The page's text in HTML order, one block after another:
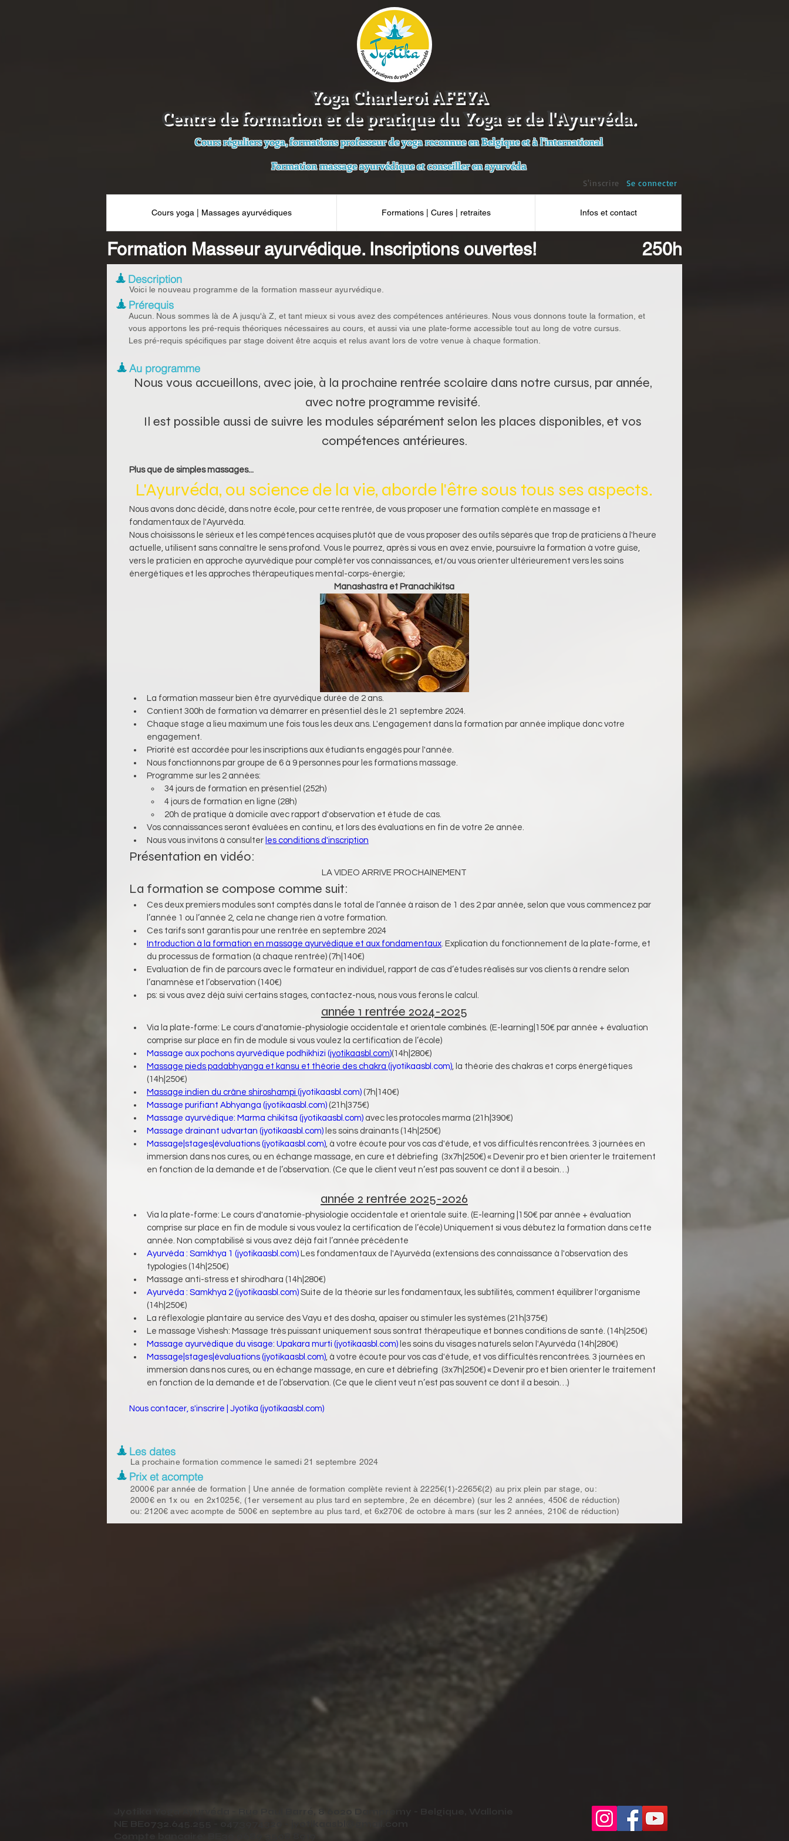
Yoga Charleroi AFEYA
Centre de formation et de pratique du Yoga et de l'Ayurvéda.
Cours réguliers yoga, formations professeur de yoga reconnue en Belgique et à l'international
Formation massage ayurvédique et conseiller en ayurvéda
S'inscrire Se connecter
Cours yoga | Massages ayurvédiques Formations | Cures | retraites Infos et contact
Formation Masseur ayurvédique. Inscriptions ouvertes! 250h
Description
Voici le nouveau programme de la formation masseur ayurvédique.
Prérequis
Aucun. Nous sommes là de A jusqu'à Z, et tant mieux si vous avez des compétences antérieures. Nous vous donnons toute la formation, et
vous apportons les pré-requis théoriques nécessaires au cours, et aussi via une plate-forme accessible tout au long de votre cursus.
Les pré-requis spécifiques par stage doivent être acquis et relus avant lors de votre venue à chaque formation.
Au programme
Nous vous accueillons, avec joie, à la prochaine rentrée scolaire dans notre cursus, par année,
avec notre programme revisité.
Il est possible aussi de suivre les modules séparément selon les places disponibles, et vos
compétences antérieures.
Plus que de simples massages...
L'Ayurvéda, ou science de la vie, aborde l'être sous tous ses aspects.
Nous avons donc décidé, dans notre école, pour cette rentrée, de vous proposer une formation complète en massage et
fondamentaux de l'Ayurvéda.
Nous choisissons le sérieux et les compétences acquises plutôt que de vous proposer des outils séparés que trop de praticiens à l'heure
actuelle, utilisent sans connaître le sens profond. Vous le pourrez, après si vous en avez envie, poursuivre la formation à votre guise,
vers le praticien en approche ayurvédique pour compléter vos connaissances, et/ou vous orienter ultérieurement vers les soins
énergétiques et les approches thérapeutiques mental-corps-énergie;
Manashastra et Pranachikitsa
La formation masseur bien être ayurvédique durée de 2 ans.
Contient 300h de formation va démarrer en présentiel dès le 21 septembre 2024.
Chaque stage a lieu maximum une fois tous les deux ans. L'engagement dans la formation par année implique donc votre
engagement.
Priorité est accordée pour les inscriptions aux étudiants engagés pour l'année.
Nous fonctionnons par groupe de 6 à 9 personnes pour les formations massage.
Programme sur les 2 années:
34 jours de formation en présentiel (252h)
4 jours de formation en ligne (28h)
20h de pratique à domicile avec rapport d'observation et étude de cas.
Vos connaissances seront évaluées en continu, et lors des évaluations en fin de votre 2e année.
Nous vous invitons à consulter les conditions d'inscription
Présentation en vidéo:
LA VIDEO ARRIVE PROCHAINEMENT
La formation se compose comme suit:
Ces deux premiers modules sont comptés dans le total de l’année à raison de 1 des 2 par année, selon que vous commencez par
l’année 1 ou l’année 2, cela ne change rien à votre formation.
Ces tarifs sont garantis pour une rentrée en septembre 2024
Introduction à la formation en massage ayurvédique et aux fondamentaux. Explication du fonctionnement de la plate-forme, et
du processus de formation (à chaque rentrée) (7h|140€)
Evaluation de fin de parcours avec le formateur en individuel, rapport de cas d’études réalisés sur vos clients à rendre selon
l’anamnèse et l’observation (140€)
ps: si vous avez déjà suivi certains stages, contactez-nous, nous vous ferons le calcul.
année 1 rentrée 2024-2025
Via la plate-forme: Le cours d'anatomie-physiologie occidentale et orientale combinés. (E-learning|150€ par année + évaluation
comprise sur place en fin de module si vous voulez la certification de l’école)
Massage aux pochons ayurvédique podhikhizi (jyotikaasbl.com)(14h|280€)
Massage pieds padabhyanga et kansu et théorie des chakra (jyotikaasbl.com), la théorie des chakras et corps énergétiques
(14h|250€)
Massage indien du crâne shiroshampi (jyotikaasbl.com) (7h|140€)
Massage purifiant Abhyanga (jyotikaasbl.com) (21h|375€)
Massage ayurvédique: Marma chikitsa (jyotikaasbl.com) avec les protocoles marma (21h|390€)
Massage drainant udvartan (jyotikaasbl.com) les soins drainants (14h|250€)
Massage|stages|évaluations (jyotikaasbl.com), à votre écoute pour vos cas d'étude, et vos difficultés rencontrées. 3 journées en
immersion dans nos cures, ou en échange massage, en cure et débriefing  (3x7h|250€) « Devenir pro et bien orienter le traitement
en fonction de la demande et de l’observation. (Ce que le client veut n’est pas souvent ce dont il a besoin…)
année 2 rentrée 2025-2026
Via la plate-forme: Le cours d'anatomie-physiologie occidentale et orientale suite. (E-learning |150€ par année + évaluation
comprise sur place en fin de module si vous voulez la certification de l’école) Uniquement si vous débutez la formation dans cette
année. Non comptabilisé si vous avez déjà fait l’année précédente
Ayurvéda : Samkhya 1 (jyotikaasbl.com) Les fondamentaux de l'Ayurvéda (extensions des connaissance à l'observation des
typologies (14h|250€)
Massage anti-stress et shirodhara (14h|280€)
Ayurvéda : Samkhya 2 (jyotikaasbl.com) Suite de la théorie sur les fondamentaux, les subtilités, comment équilibrer l'organisme
(14h|250€)
La réflexologie plantaire au service des Vayu et des dosha, apaiser ou stimuler les systèmes (21h|375€)
Le massage Vishesh: Massage très puissant uniquement sous sontrat thérapeutique et bonnes conditions de santé. (14h|250€)
Massage ayurvédique du visage: Upakara murti (jyotikaasbl.com) les soins du visages naturels selon l'Ayurvéda (14h|280€)
Massage|stages|évaluations (jyotikaasbl.com), à votre écoute pour vos cas d'étude, et vos difficultés rencontrées. 3 journées en
immersion dans nos cures, ou en échange massage, en cure et débriefing  (3x7h|250€) « Devenir pro et bien orienter le traitement
en fonction de la demande et de l’observation. (Ce que le client veut n’est pas souvent ce dont il a besoin…)
Nous contacer, s'inscrire | Jyotika (jyotikaasbl.com)
Les dates
La prochaine formation commence le samedi 21 septembre 2024
Prix et acompte
2000€ par année de formation | Une année de formation complète revient à 2225€(1)-2265€(2) au prix plein par stage, ou:
2000€ en 1x ou en 2x1025€, (1er versement au plus tard en septembre, 2e en décembre) (sur les 2 années, 450€ de réduction)
ou: 2120€ avec acompte de 500€ en septembre au plus tard, et 6x270€ de octobre à mars (sur les 2 années, 210€ de réduction)